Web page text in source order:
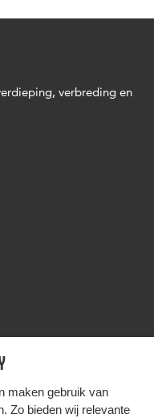
maken gebruik van
Zo bieden wij relevante
verbreding en